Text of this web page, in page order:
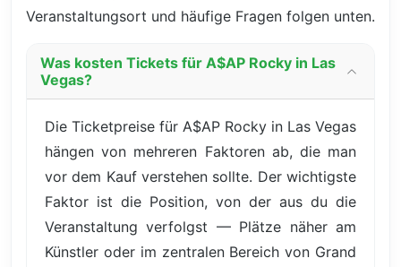
Veranstaltungsort und häufige Fragen folgen unten.
Was kosten Tickets für A$AP Rocky in Las
Vegas?
Die Ticketpreise für A$AP Rocky in Las Vegas
hängen von mehreren Faktoren ab, die man
vor dem Kauf verstehen sollte. Der wichtigste
Faktor ist die Position, von der aus du die
Veranstaltung verfolgst — Plätze näher am
Künstler oder im zentralen Bereich von Grand